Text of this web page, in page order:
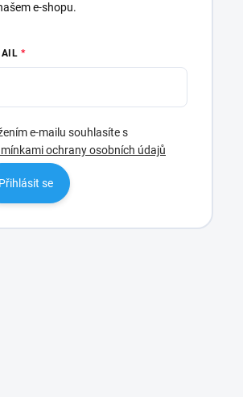
e-shopu.
e-mailu souhlasíte s
ochrany osobních údajů
Přihlásit se